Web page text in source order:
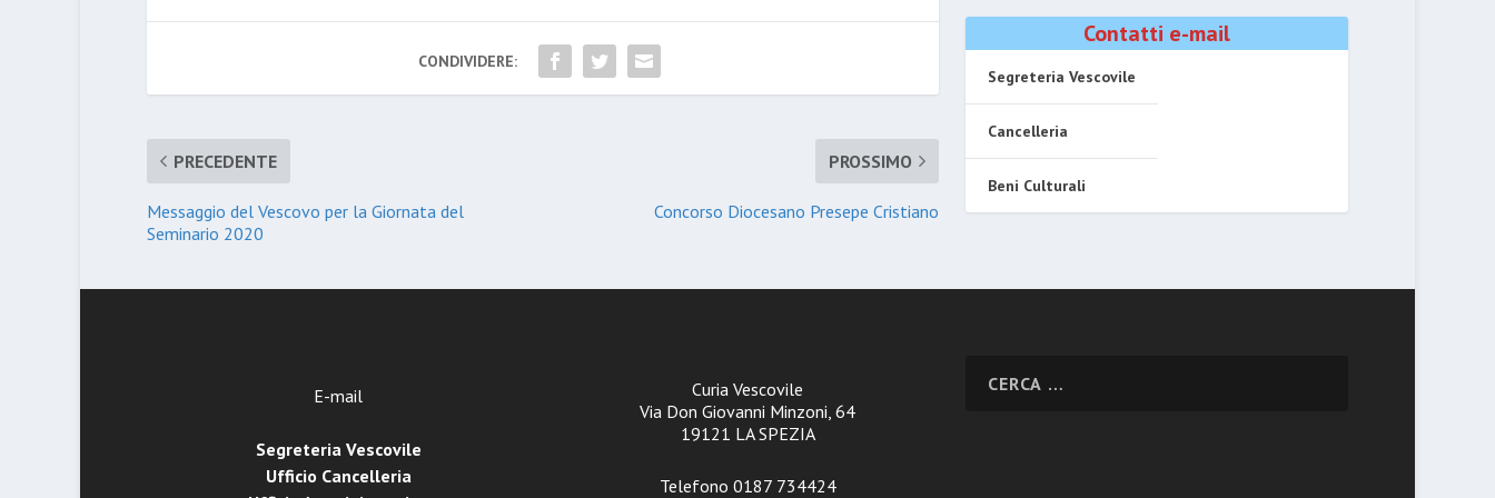
CONDIVIDERE:
PRECEDENTE
Messaggio del Vescovo per la Giornata del
Seminario 2020
PROSSIMO
Concorso Diocesano Presepe Cristiano
Contatti e-mail
Segreteria Vescovile
Cancelleria
Beni Culturali
E-mail
Segreteria Vescovile
Ufficio Cancelleria
Curia Vescovile
Via Don Giovanni Minzoni, 64
19121 LA SPEZIA
Telefono 0187 734424